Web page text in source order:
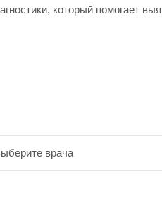
который помогает
врача